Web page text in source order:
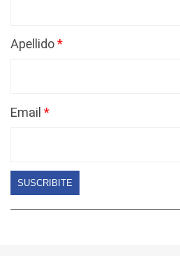
Apellido
Email
SUSCRIBITE